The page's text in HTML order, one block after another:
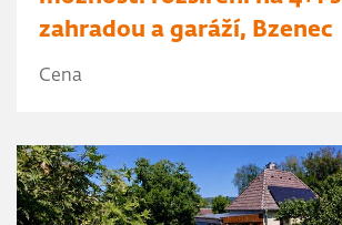
zahradou a garáží, Bzenec
Cena